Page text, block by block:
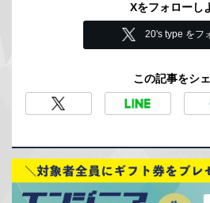
Xをフォローし
20's type をフ
この記事をシ